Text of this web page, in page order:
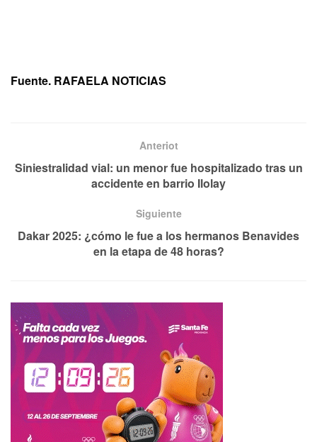
Fuente. RAFAELA NOTICIAS
Anteriot
Siniestralidad vial: un menor fue hospitalizado tras un
accidente en barrio Ilolay
Siguiente
Dakar 2025: ¿cómo le fue a los hermanos Benavides
en la etapa de 48 horas?